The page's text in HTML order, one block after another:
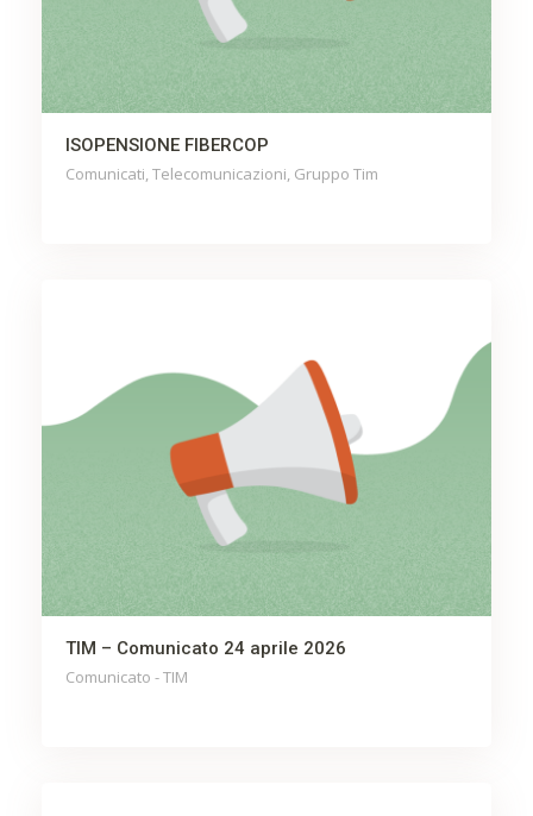
ISOPENSIONE FIBERCOP
Comunicati, Telecomunicazioni, Gruppo Tim
TIM – Comunicato 24 aprile 2026
Comunicato - TIM